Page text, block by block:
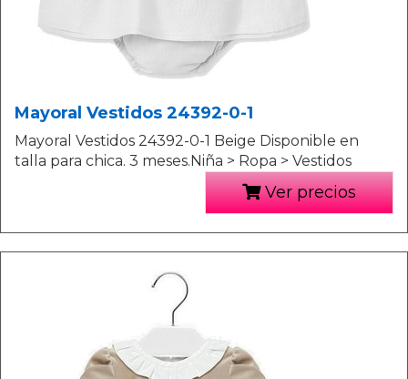
Mayoral Vestidos 24392-0-1
Mayoral Vestidos 24392-0-1 Beige Disponible en
talla para chica. 3 meses.Niña > Ropa > Vestidos
Ver precios